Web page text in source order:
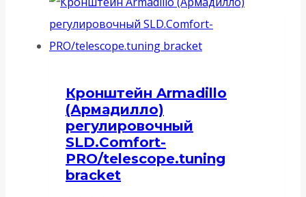
Кронштейн Armadillo
(Армадилло)
регулировочный
SLD.Comfort-
PRO/telescope.tuning
bracket